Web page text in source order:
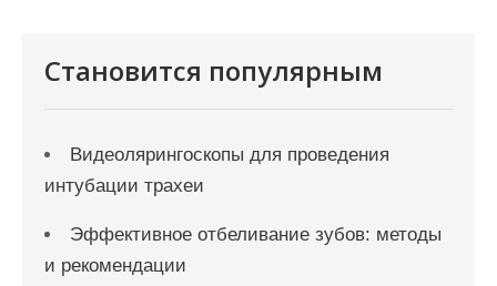
Становится популярным
Видеолярингоскопы для проведения
интубации трахеи
Эффективное отбеливание зубов: методы
и рекомендации